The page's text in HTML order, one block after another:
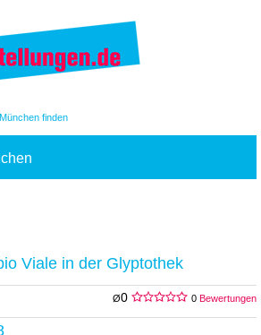
finden
Viale in der Glyptothek
Ø0 0 Bewertungen